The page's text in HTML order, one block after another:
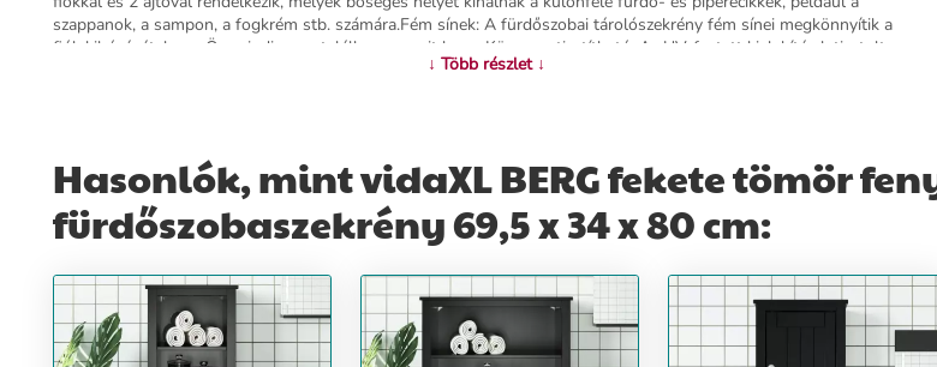
szappanok, a sampon, a fogkrém stb. számára.Fém sínek: A fürdőszobai tárolószekrény fém sínei megkönnyítik a
fiók kihúzását, hogy Ön mindig megtalálhassa, amit keres.Könnyen tisztítható: Az UV-festett kialakítás letisztult
felületet és könnyű tisztítást garantált. A fürdőszobabútor vízálló, így hosszú évekig használható. Figyelem:A
arról, hogyan akadályozza meg a bútorok felborulását
További információ>>
↓ Több részlet ↓
Hasonlók, mint vidaXL BERG fekete tömör
fürdőszobaszekrény 69,5 x 34 x 80 cm: